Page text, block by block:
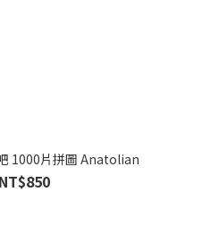
1000片拼圖 Anatolian
NT$850